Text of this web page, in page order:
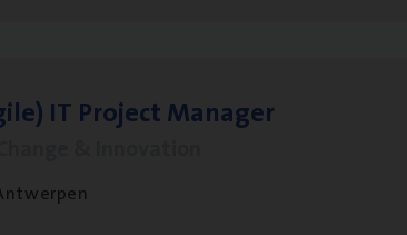
IT Pro­ject Manager